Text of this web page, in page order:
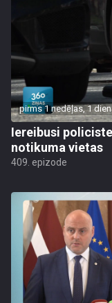
pirms 1 nedēļas, 1
Iereibusi
notikuma vietas
409. epizode